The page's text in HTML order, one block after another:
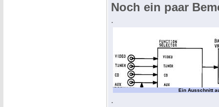
Noch ein paar
.
Ein Ausschnitt
.